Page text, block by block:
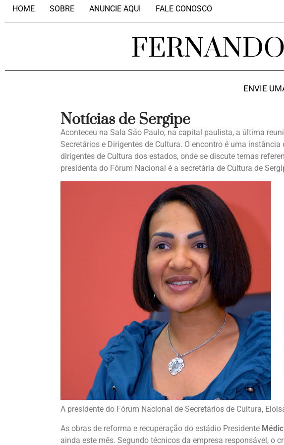
HOME SOBRE ANUNCIE AQUI FALE CONOSCO
ENVIE
Notícias de Sergipe
Aconteceu na Sala São Paulo, na capital paulista, a última
Secretários e Dirigentes de Cultura. O encontro é uma
dirigentes de Cultura dos estados, onde se discute temas
presidenta do Fórum Nacional é a secretária de Cultura de
A presidente do Fórum Nacional de Secretários de Cultura,
As obras de reforma e recuperação do estádio Presidente
ainda este mês. Segundo técnicos da empresa responsável, o